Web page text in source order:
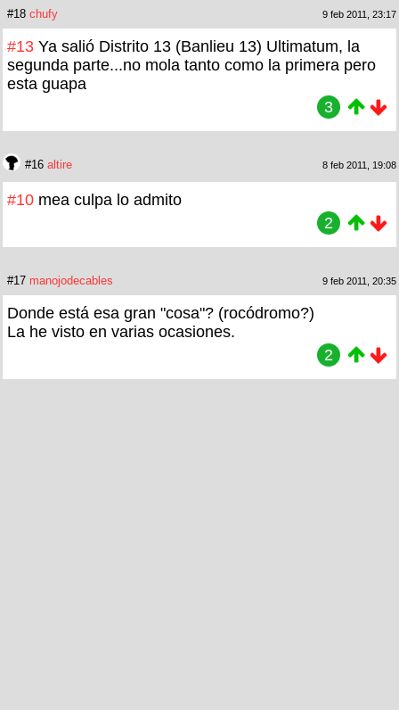
#18 chufy 9 feb 2011, 23:17
#13 Ya salió Distrito 13 (Banlieu 13) Ultimatum, la
segunda parte...no mola tanto como la primera pero
esta guapa
3
#16 altire 8 feb 2011, 19:08
#10 mea culpa lo admito
2
#17 manojodecables 9 feb 2011, 20:35
Donde está esa gran "cosa"? (rocódromo?)
La he visto en varias ocasiones.
2